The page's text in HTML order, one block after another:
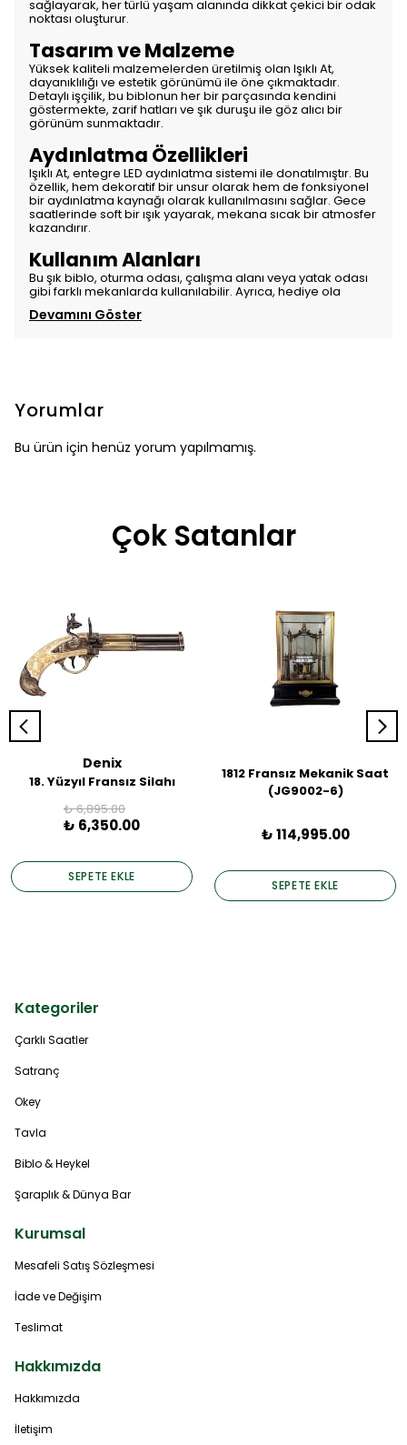
sağlayarak, her türlü yaşam alanında dikkat çekici bir odak
noktası oluşturur.
Tasarım ve Malzeme
Yüksek kaliteli malzemelerden üretilmiş olan Işıklı At,
dayanıklılığı ve estetik görünümü ile öne çıkmaktadır.
Detaylı işçilik, bu biblonun her bir parçasında kendini
göstermekte, zarif hatları ve şık duruşu ile göz alıcı bir
görünüm sunmaktadır.
Aydınlatma Özellikleri
Işıklı At, entegre LED aydınlatma sistemi ile donatılmıştır. Bu
özellik, hem dekoratif bir unsur olarak hem de fonksiyonel
bir aydınlatma kaynağı olarak kullanılmasını sağlar. Gece
saatlerinde soft bir ışık yayarak, mekana sıcak bir atmosfer
kazandırır.
Kullanım Alanları
Bu şık biblo, oturma odası, çalışma alanı veya yatak odası
gibi farklı mekanlarda kullanılabilir. Ayrıca, hediye ola
Devamını Göster
Yorumlar
Bu ürün için henüz yorum yapılmamış.
Çok Satanlar
Denix
18. Yüzyıl Fransız Silahı
₺ 6,895.00
₺ 6,350.00
SEPETE EKLE
1812 Fransız Mekanik Saat
(JG9002-6)
₺ 114,995.00
SEPETE EKLE
Kategoriler
Çarklı Saatler
Satranç
Okey
Tavla
Biblo & Heykel
Şaraplık & Dünya Bar
Kurumsal
Mesafeli Satış Sözleşmesi
İade ve Değişim
Teslimat
Hakkımızda
Hakkımızda
İletişim